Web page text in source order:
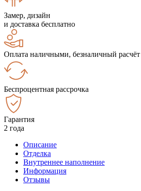
Замер, дизайн
и доставка бесплатно
Оплата наличными, безналичный расчёт
Беспроцентная рассрочка
Гарантия
2 года
Описание
Отделка
Внутреннее наполнение
Информация
Отзывы